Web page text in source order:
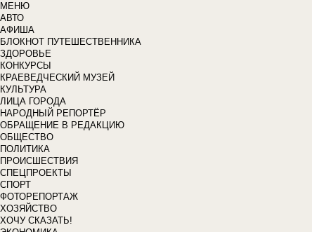
МЕНЮ
АВТО
АФИША
БЛОКНОТ ПУТЕШЕСТВЕННИКА
ЗДОРОВЬЕ
КОНКУРСЫ
КРАЕВЕДЧЕСКИЙ МУЗЕЙ
КУЛЬТУРА
ЛИЦА ГОРОДА
НАРОДНЫЙ РЕПОРТЁР
ОБРАЩЕНИЕ В РЕДАКЦИЮ
ОБЩЕСТВО
ПОЛИТИКА
ПРОИСШЕСТВИЯ
СПЕЦПРОЕКТЫ
СПОРТ
ФОТОРЕПОРТАЖ
ХОЗЯЙСТВО
ХОЧУ СКАЗАТЬ!